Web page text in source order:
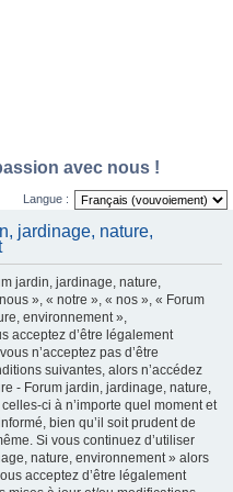
avec nous !
Langue :
jardinage, nature,
jardin, jardinage, nature,
», « notre », « nos », « Forum
environnement »,
acceptez d’être légalement
n’acceptez pas d’être
suivantes, alors n’accédez
- Forum jardin, jardinage, nature,
ci à n’importe quel moment et
bien qu’il soit prudent de
Si vous continuez d’utiliser
nature, environnement » alors
acceptez d’être légalement